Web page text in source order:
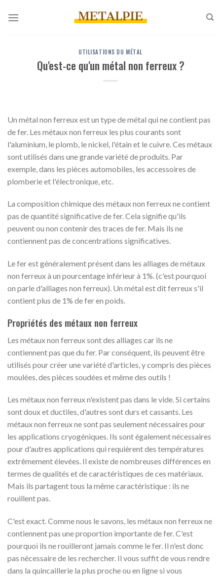
UTILISATIONS DU MÉTAL
Qu'est-ce qu'un métal non ferreux ?
Un métal non ferreux est un type de métal qui ne contient pas
de fer. Les métaux non ferreux les plus courants sont
l'aluminium, le plomb, le nickel, l'étain et le cuivre. Ces métaux
sont utilisés dans une grande variété de produits. Par
exemple, dans les pièces automobiles, les accessoires de
plomberie et l'électronique, etc.
La composition chimique des métaux non ferreux ne contient
pas de quantité significative de fer. Cela signifie qu'ils
peuvent ou non contenir des traces de fer. Mais ils ne
contiennent pas de concentrations significatives.
Le fer est généralement présent dans les alliages de métaux
non ferreux à un pourcentage inférieur à 1%. (c'est pourquoi
on parle d'alliages non ferreux). Un métal est dit ferreux s'il
contient plus de 1% de fer en poids.
Propriétés des métaux non ferreux
Les métaux non ferreux sont des alliages car ils ne
contiennent pas que du fer. Par conséquent, ils peuvent être
utilisés pour créer une variété d'articles, y compris des pièces
moulées, des pièces soudées et même des outils !
Les métaux non ferreux n'existent pas dans le vide. Si certains
sont doux et ductiles, d'autres sont durs et cassants. Les
métaux non ferreux ne sont pas seulement nécessaires pour
les applications cryogéniques. Ils sont également nécessaires
pour d'autres applications qui requièrent des températures
extrêmement élevées. Il existe de nombreuses différences en
termes de qualités et de caractéristiques de ces matériaux.
Mais ils partagent tous la même caractéristique : ils ne
rouillent pas.
C'est exact. Comme nous le savons, les métaux non ferreux ne
contiennent pas une proportion importante de fer. C'est
pourquoi ils ne rouilleront jamais comme le fer. Il n'est donc
pas nécessaire de les rechercher. Il vous suffit de vous rendre
dans la quincaillerie la plus proche ou en ligne si vous